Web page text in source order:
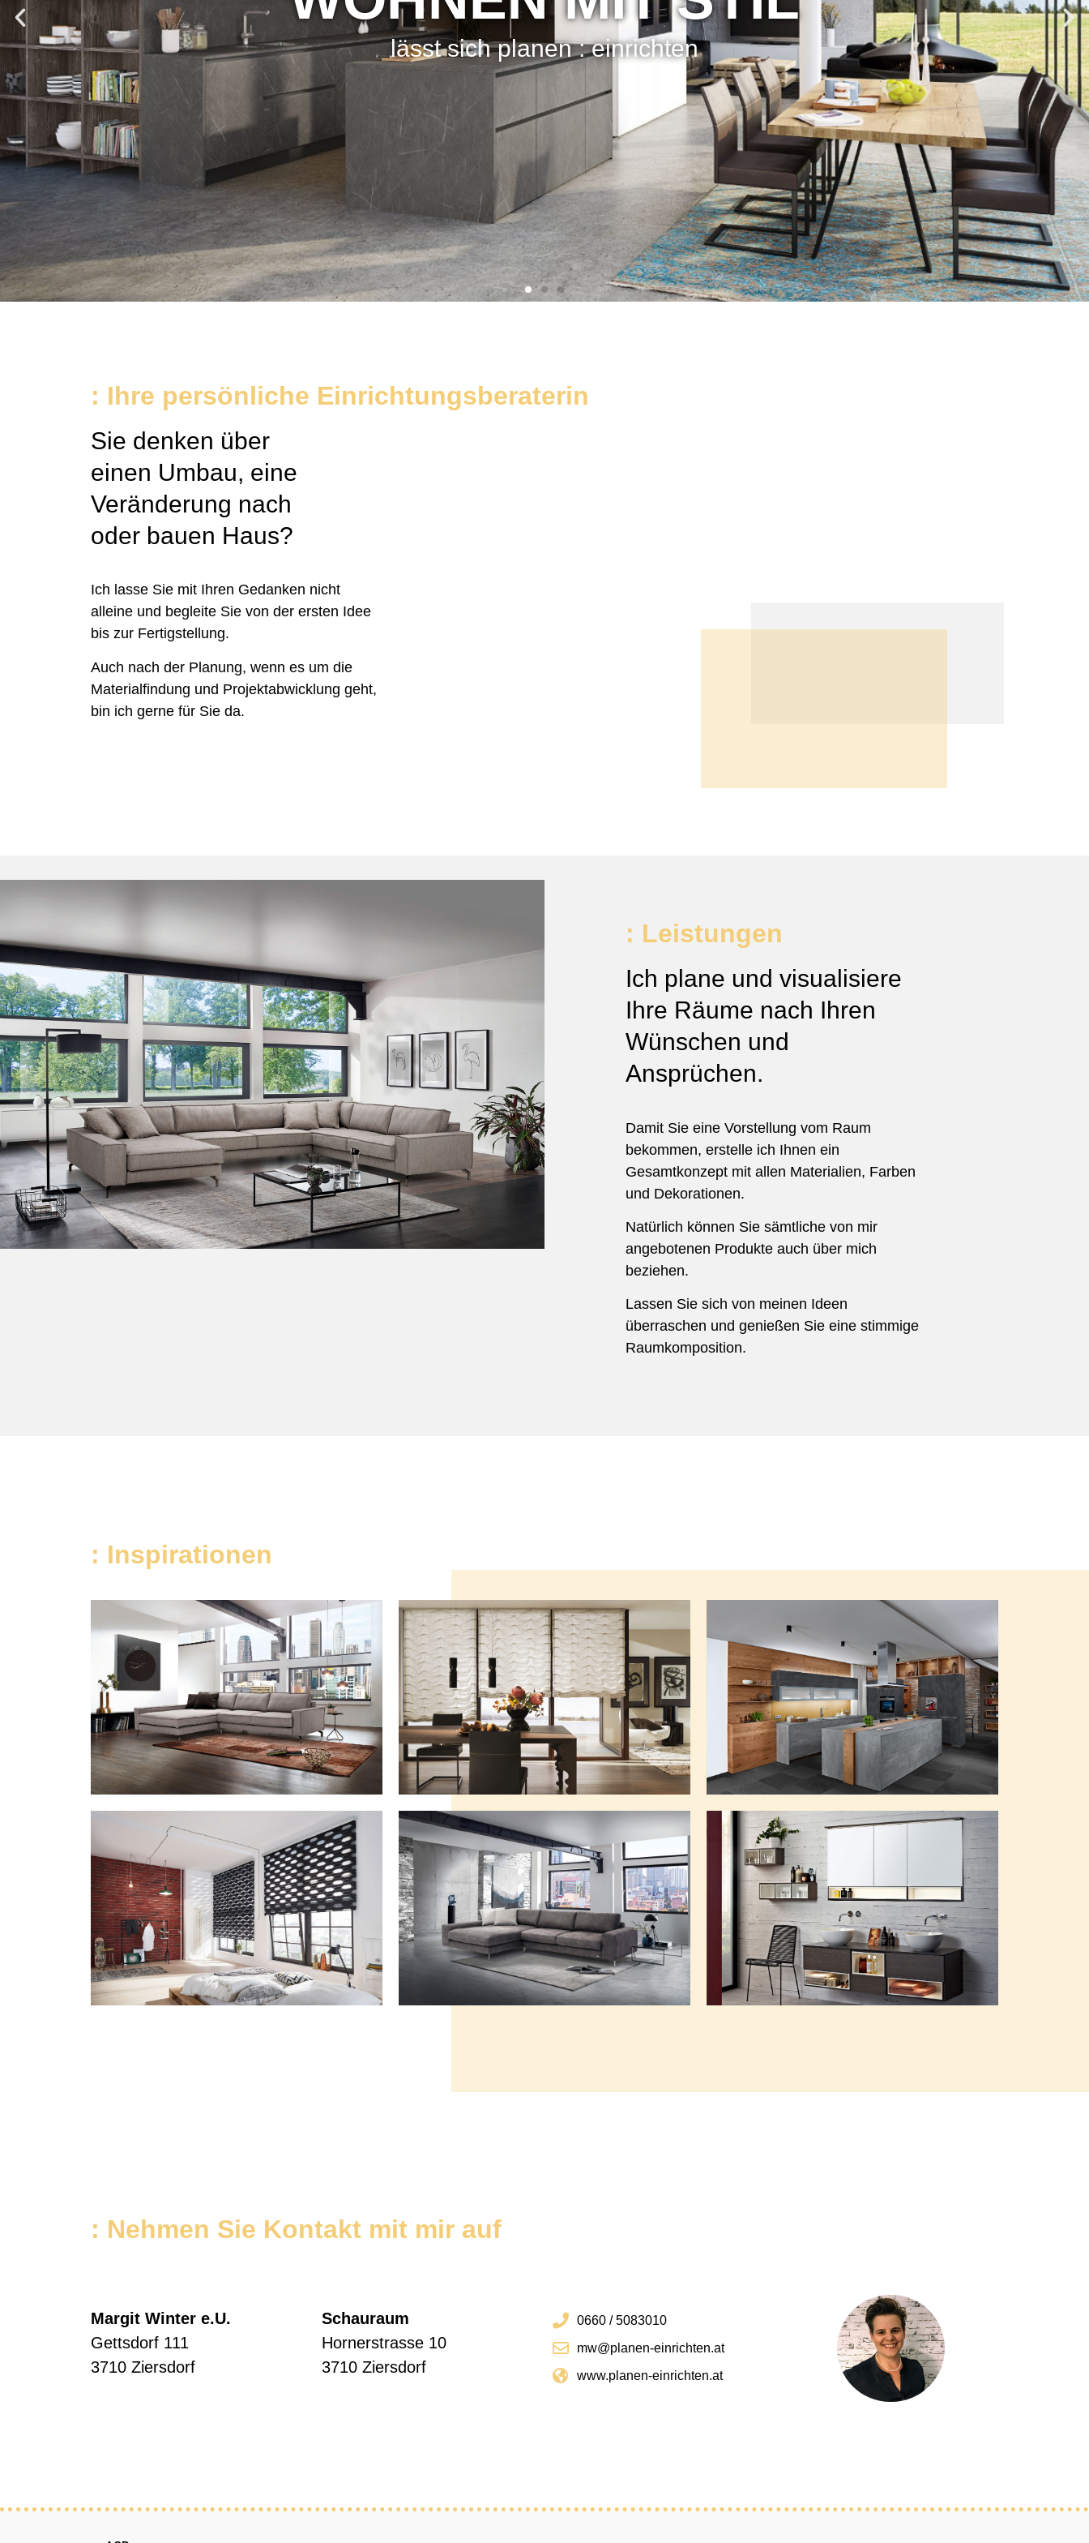
lässt sich planen : einrichten
: Ihre persönliche Einrichtungsberaterin
Sie denken über
einen Umbau, eine
Veränderung nach
oder bauen Haus?
Ich lasse Sie mit Ihren Gedanken nicht
alleine und begleite Sie von der ersten Idee
bis zur Fertigstellung.
Auch nach der Planung, wenn es um die
Materialfindung und Projektabwicklung geht,
bin ich gerne für Sie da.
: Leistungen
Ich plane und visualisiere
Ihre Räume nach Ihren
Wünschen und
Ansprüchen.
Damit Sie eine Vorstellung vom Raum
bekommen, erstelle ich Ihnen ein
Gesamtkonzept mit allen Materialien, Farben
und Dekorationen.
Natürlich können Sie sämtliche von mir
angebotenen Produkte auch über mich
beziehen.
Lassen Sie sich von meinen Ideen
überraschen und genießen Sie eine stimmige
Raumkomposition.
: Inspirationen
: Nehmen Sie Kontakt mit mir auf
Margit Winter e.U.
Gettsdorf 111
3710 Ziersdorf
Schauraum
Hornerstrasse 10
3710 Ziersdorf
0660 / 5083010
mw@planen-einrichten.at
www.planen-einrichten.at